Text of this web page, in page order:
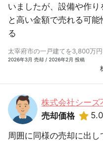
いましたが、設備や作
と高い金額で売れる可
る
太宰府市の一戸建てを3,800万
2026年3月 売却 / 2026年2月 投稿
株式会社シーズ
売却価格
5.0
周囲に同様の売却に出